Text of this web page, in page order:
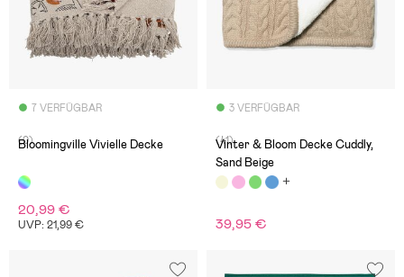
7 VERFÜGBAR
(0)
Bloomingville Vivielle Decke
20,99 €
UVP: 21,99 €
3 VERFÜGBAR
(41)
Vinter & Bloom Decke Cuddly,
Sand Beige
39,95 €